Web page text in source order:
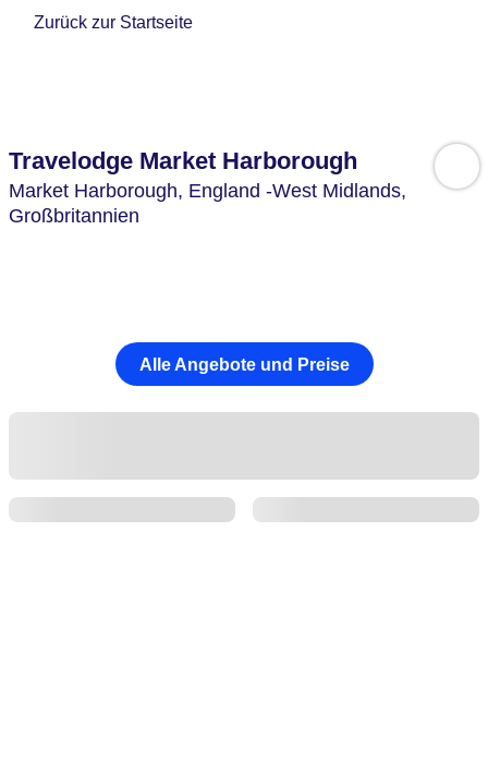
Zurück zur Startseite
Travelodge Market Harborough
Market Harborough, England -West Midlands,
Großbritannien
Alle Angebote und Preise